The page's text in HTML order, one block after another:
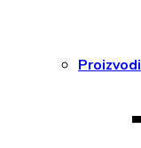
Proizvodi